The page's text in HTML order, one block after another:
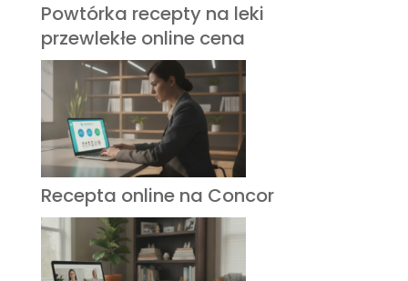
Powtórka recepty na leki
przewlekłe online cena
Recepta online na Concor